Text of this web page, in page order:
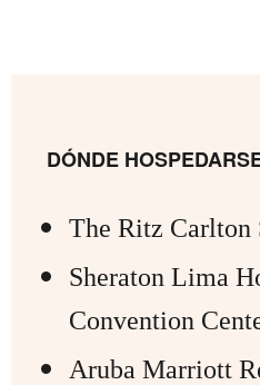
DÓNDE
The Ritz Carlton
Sheraton Lima
Convention
Aruba Marriott